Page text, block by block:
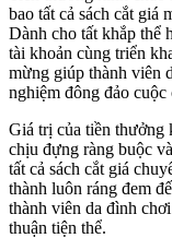
bao tất cả sách cắt giá
Dành cho tất khắp thể
tài khoản cùng triển
mừng giúp thành viên
nghiệm đông đảo
Giá trị của tiền thưởng
chịu đựng ràng buộc
tất cả sách cắt giá
thành luôn ráng đem
thành viên da đình
thuận tiện thể.